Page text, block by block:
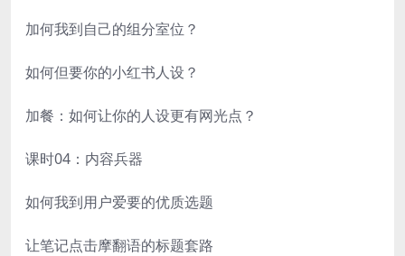
加何我到自己的组分室位？
如何但要你的小红书人设？
加餐：如何让你的人设更有网光点？
课时04：内容兵器
如何我到用户爱要的优质选题
让笔记点击摩翻语的标题套路